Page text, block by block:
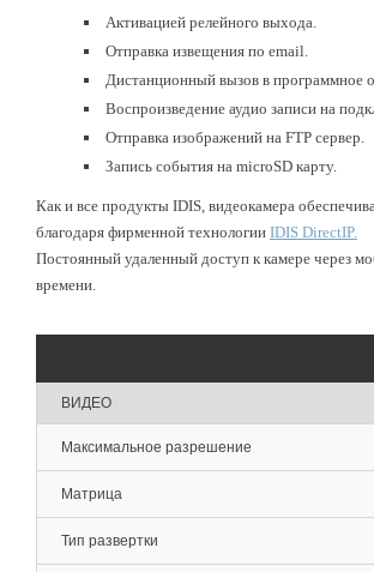
Активацией релейного выхода.
Отправка извещения по email.
Дистанционный вызов в программное
Воспроизведение аудио записи на
Отправка изображений на FTP сервер.
Запись события на microSD карту.
Как и все продукты IDIS, видеокамера
благодаря фирменной технологии IDIS DirectIP.
Постоянный удаленный доступ к камере через
времени.
ВИДЕО
Максимальное разрешение
Матрица
Тип развертки